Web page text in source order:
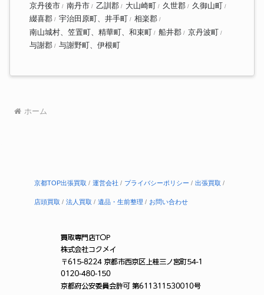
京丹後市
南丹市 乙訓郡 大山崎町 久世郡
久御山町
綴喜郡
宇治田原町、井手町
相楽郡
南山城村、笠置町、精華町、和束町
船井郡
京丹波町
与謝郡
与謝野町、伊根町
ホーム
京都TOP出張買取 運営会社 プライバシーポリシー 出張買取
店頭買取 法人買取 遺品・生前整理 お問い合わせ